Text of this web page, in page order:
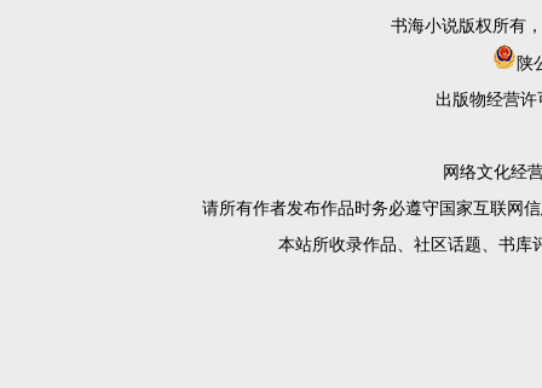
书海小说版权所有
陕
出版物经营许
网络文化经
请所有作者发布作品时务必遵守国家互联网
本站所收录作品、社区话题、书库